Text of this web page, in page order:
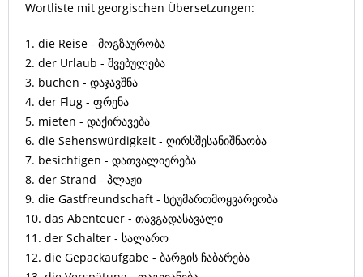
Wortliste mit georgischen Übersetzungen:
1. die Reise - მოგზაურობა
2. der Urlaub - შვებულება
3. buchen - დაჯავშნა
4. der Flug - ფრენა
5. mieten - დაქირავება
6. die Sehenswürdigkeit - ღირსშესანიშნაობა
7. besichtigen - დათვალიერება
8. der Strand - პლაჟი
9. die Gastfreundschaft - სტუმართმოყვარეობა
10. das Abenteuer - თავგადასავალი
11. der Schalter - სალარო
12. die Gepäckaufgabe - ბარგის ჩაბარება